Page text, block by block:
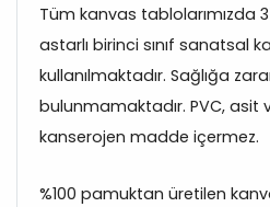
Tüm kanvas tablolarımızda
astarlı birinci sınıf sanatsal
kullanılmaktadır. Sağlığa
bulunmamaktadır. PVC, asit
kanserojen madde içermez.
%100 pamuktan üretilen